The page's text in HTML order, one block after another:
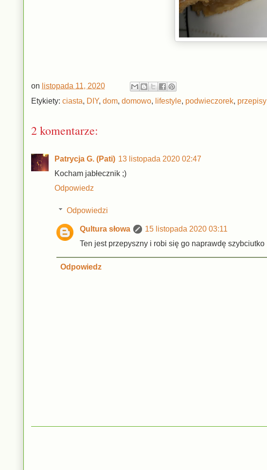
on listopada 11, 2020
Etykiety: ciasta, DIY, dom, domowo, lifestyle, podwieczorek, przepisy
2 komentarze:
Patrycja G. (Pati) 13 listopada 2020 02:47
Kocham jabłecznik ;)
Odpowiedz
Odpowiedzi
Qultura słowa
15 listopada 2020 03:11
Ten jest przepyszny i robi się go naprawdę szybciutko
Odpowiedz